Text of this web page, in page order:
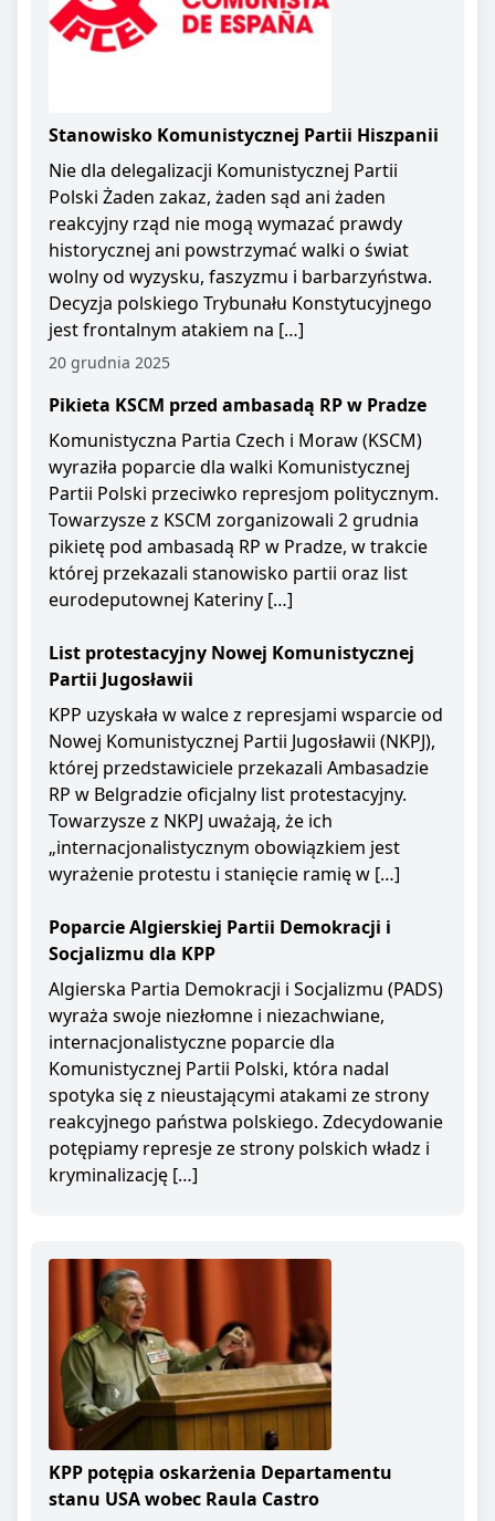
Stanowisko Komunistycznej Partii Hiszpanii
Nie dla delegalizacji Komunistycznej Partii
Polski Żaden zakaz, żaden sąd ani żaden
reakcyjny rząd nie mogą wymazać prawdy
historycznej ani powstrzymać walki o świat
wolny od wyzysku, faszyzmu i barbarzyństwa.
Decyzja polskiego Trybunału Konstytucyjnego
jest frontalnym atakiem na […]
20 grudnia 2025
Pikieta KSCM przed ambasadą RP w Pradze
Komunistyczna Partia Czech i Moraw (KSCM)
wyraziła poparcie dla walki Komunistycznej
Partii Polski przeciwko represjom politycznym.
Towarzysze z KSCM zorganizowali 2 grudnia
pikietę pod ambasadą RP w Pradze, w trakcie
której przekazali stanowisko partii oraz list
eurodeputownej Kateriny […]
List protestacyjny Nowej Komunistycznej
Partii Jugosławii
KPP uzyskała w walce z represjami wsparcie od
Nowej Komunistycznej Partii Jugosławii (NKPJ),
której przedstawiciele przekazali Ambasadzie
RP w Belgradzie oficjalny list protestacyjny.
Towarzysze z NKPJ uważają, że ich
„internacjonalistycznym obowiązkiem jest
wyrażenie protestu i stanięcie ramię w […]
Poparcie Algierskiej Partii Demokracji i
Socjalizmu dla KPP
Algierska Partia Demokracji i Socjalizmu (PADS)
wyraża swoje niezłomne i niezachwiane,
internacjonalistyczne poparcie dla
Komunistycznej Partii Polski, która nadal
spotyka się z nieustającymi atakami ze strony
reakcyjnego państwa polskiego. Zdecydowanie
potępiamy represje ze strony polskich władz i
kryminalizację […]
KPP potępia oskarżenia Departamentu
stanu USA wobec Raula Castro